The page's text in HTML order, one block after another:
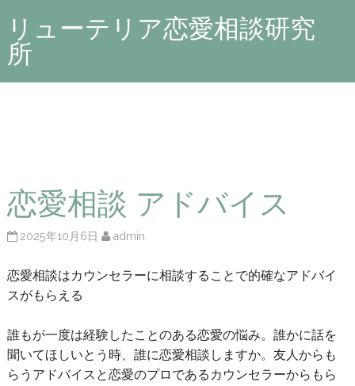
リューテリア恋愛相談研究
所
恋愛相談 アドバイス
2025年10月6日 admin
恋愛相談はカウンセラーに相談することで的確なアドバイ
スがもらえる
誰もが一度は経験したことのある恋愛の悩み。誰かに話を
聞いてほしいとう時、誰に恋愛相談しますか。友人からも
らうアドバイスと恋愛のプロであるカウンセラーからもら